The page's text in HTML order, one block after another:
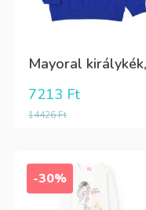
14426Ft
7213 Ft
-30%